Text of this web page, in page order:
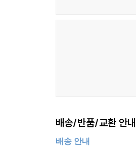
배송/반품/교환 안내
배송 안내